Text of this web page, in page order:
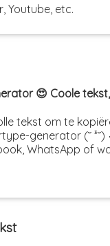
Youtube, etc.
😍 Coole
tekst om te
generator (˘ ³˘)
WhatsApp of